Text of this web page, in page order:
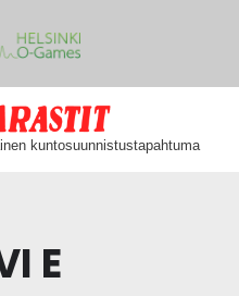
kuntosuunnistustapahtuma
E